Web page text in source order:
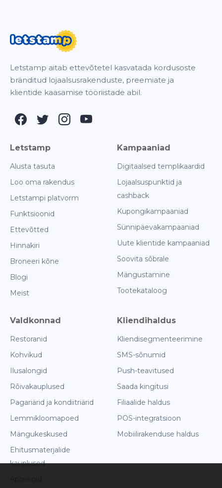
Letstamp aitab ettevõtetel kasvatada kordusoste
bränditud lojaalsusrakenduste, preemiate ja
klientide kaasamise tööriistade abil.
Letstamp
Alusta tasuta
Loo oma rakendus
Letstampi platvorm
Funktsioonid
Ettevõtted
Hinnakiri
Broneeri kõne
Blogi
Meist
Kampaaniad
Digitaalsed templikaardid
Lojaalsuspunktid ja
cashback
Kupongikampaaniad
Sünnipäevakampaaniad
Uute klientide kampaaniad
Soovita sõbrale
Mängustamine
Tootekataloog
Valdkonnad
Restoranid
Kohvikud
Ilusalongid
Rõivakauplused
Pagariärid ja kondiitriärid
Lemmikloomapoed
Mängukeskused
Ehitusmaterjalide
kauplused
Kliendihaldus
Kliendisegmenteerimine
SMS-sõnumid
Push-teavitused
Saada kingitusi
Filiaalide haldus
POS-integratsioon
Mobiilirakenduse haldus